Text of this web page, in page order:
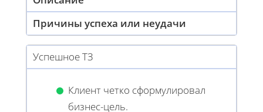
Причины успеха или неудачи
Успешное ТЗ
Клиент четко сформулировал
бизнес-цель.